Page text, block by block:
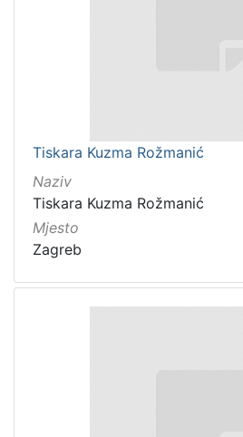
Tiskara Kuzma Rožmanić
Naziv
Tiskara Kuzma Rožmanić
Mjesto
Zagreb